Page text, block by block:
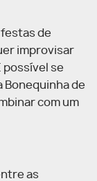
festas de
improvisar
possível se
Bonequinha de
com um
as